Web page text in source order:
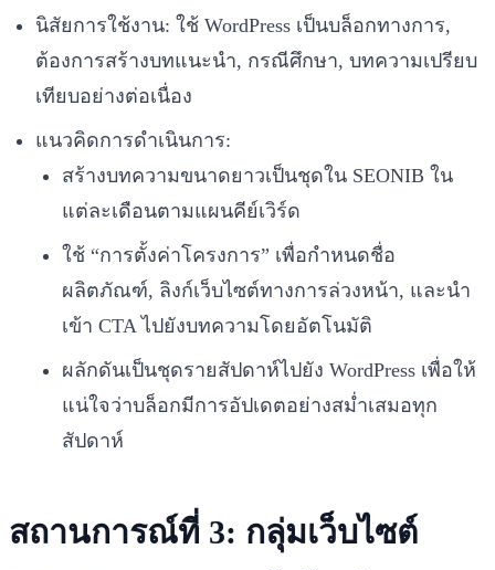
นิสัยการใช้งาน: ใช้ WordPress เป็นบล็อกทางการ,
ต้องการสร้างบทแนะนำ, กรณีศึกษา, บทความเปรียบ
เทียบอย่างต่อเนื่อง
แนวคิดการดำเนินการ:
สร้างบทความขนาดยาวเป็นชุดใน SEONIB ใน
แต่ละเดือนตามแผนคีย์เวิร์ด
ใช้ “การตั้งค่าโครงการ” เพื่อกำหนดชื่อ
ผลิตภัณฑ์, ลิงก์เว็บไซต์ทางการล่วงหน้า, และนำ
เข้า CTA ไปยังบทความโดยอัตโนมัติ
ผลักดันเป็นชุดรายสัปดาห์ไปยัง WordPress เพื่อให้
แน่ใจว่าบล็อกมีการอัปเดตอย่างสม่ำเสมอทุก
สัปดาห์
สถานการณ์ที่ 3: กลุ่มเว็บไซต์